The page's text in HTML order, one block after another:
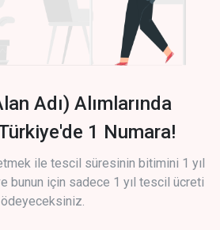
Adı) Alımlarında
1 Numara!
ile tescil süresinin bitimini 1 yıl
bunun için sadece 1 yıl tescil ücreti
ödeyeceksiniz.